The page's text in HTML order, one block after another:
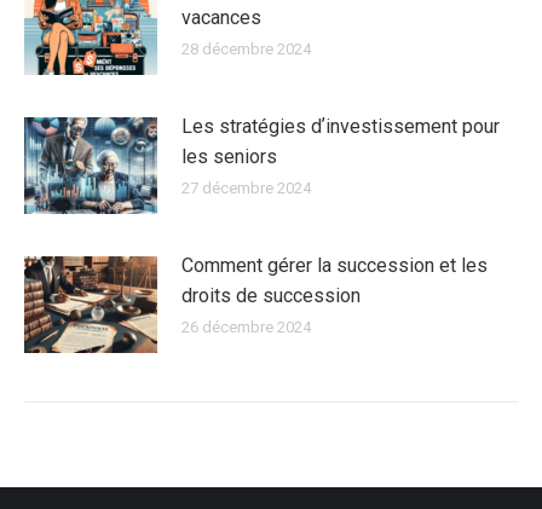
vacances
28 décembre 2024
Les stratégies dʼinvestissement pour
les seniors
27 décembre 2024
Comment gérer la succession et les
droits de succession
26 décembre 2024